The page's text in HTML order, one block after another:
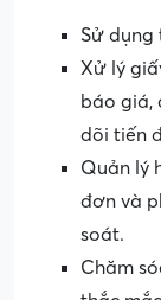
Sử dụng
Xử lý
báo giá,
dõi tiến
Quản lý
đơn và
soát.
Chăm